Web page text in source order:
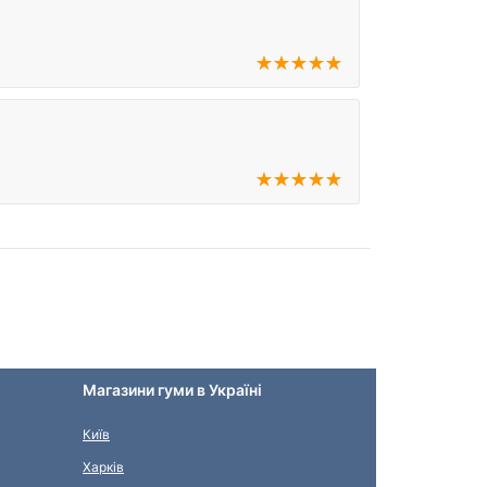
Магазини гуми в Україні
Київ
Харків